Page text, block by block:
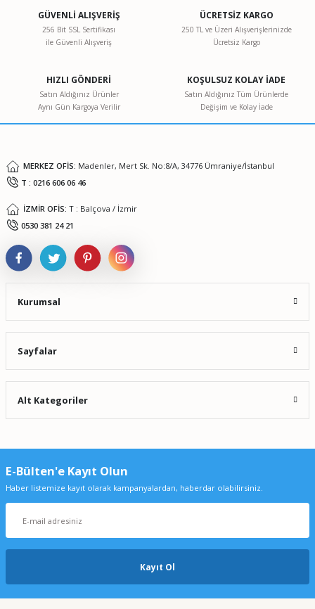
Görüş ve önerileriniz için teşekkür ederiz.
Ürün resmi kalitesiz, bozuk veya görüntülenemiyor.
Ürün bilgilerinde hatalar bulunuyor.
Ürün fiyatı diğer sitelerden daha pahalı.
GÜVENLİ ALIŞVERİŞ
256 Bit SSL Sertifikası
ile Güvenli Alışveriş
ÜCRETSİZ KARGO
250 TL ve Üzeri Alışverişlerinizde
Ücretsiz Kargo
HIZLI GÖNDERİ
Satın Aldığınız Ürünler
Aynı Gün Kargoya Verilir
KOŞULSUZ KOLAY İADE
Satın Aldığınız Tüm Ürünlerde
Değişim ve Kolay İade
MERKEZ OFİS: Madenler, Mert Sk. No:8/A, 34776 Ümraniye/İstanbul
T : 0216 606 06 46
İZMİR OFİS: T : Balçova / İzmir
0530 381 24 21
Kurumsal
Sayfalar
Alt Kategoriler
E-Bülten'e Kayıt Olun
Haber listemize kayıt olarak kampanyalardan, haberdar olabilirsiniz.
Kayıt Ol